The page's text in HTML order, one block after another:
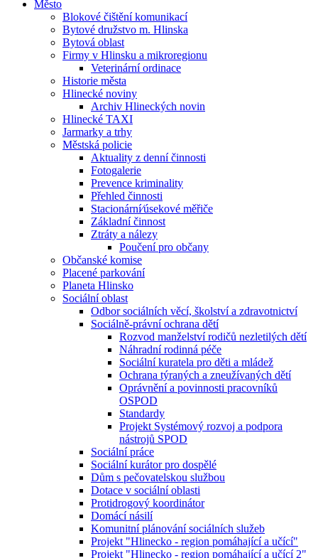
Město
Blokové čištění komunikací
Bytové družstvo m. Hlinska
Bytová oblast
Firmy v Hlinsku a mikroregionu
Veterinární ordinace
Historie města
Hlinecké noviny
Archiv Hlineckých novin
Hlinecké TAXI
Jarmarky a trhy
Městská policie
Aktuality z denní činnosti
Fotogalerie
Prevence kriminality
Přehled činnosti
Stacionární⁄úsekové měřiče
Základní činnost
Ztráty a nálezy
Poučení pro občany
Občanské komise
Placené parkování
Planeta Hlinsko
Sociální oblast
Odbor sociálních věcí, školství a zdravotnictví
Sociálně-právní ochrana dětí
Rozvod manželství rodičů nezletilých dětí
Náhradní rodinná péče
Sociální kuratela pro děti a mládež
Ochrana týraných a zneužívaných dětí
Oprávnění a povinnosti pracovníků
OSPOD
Standardy
Projekt Systémový rozvoj a podpora
nástrojů SPOD
Sociální práce
Sociální kurátor pro dospělé
Dům s pečovatelskou službou
Dotace v sociální oblasti
Protidrogový koordinátor
Domácí násilí
Komunitní plánování sociálních služeb
Projekt "Hlinecko - region pomáhající a učící"
Projekt "Hlinecko - region pomáhající a učící 2"